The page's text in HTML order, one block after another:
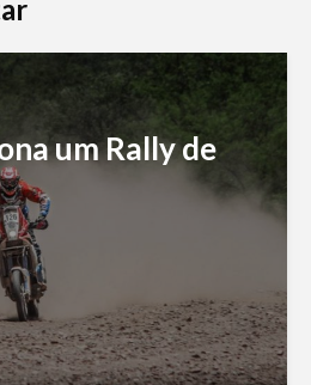
um Rally de